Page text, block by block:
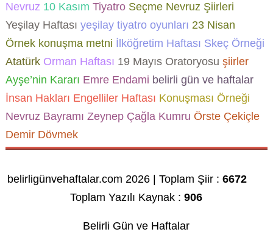
Nevruz 10 Kasım TiyatroSeçme Nevruz Şiirleri
Yeşilay Haftası yeşilay tiyatro oyunları 23 Nisan
Örnek konuşma metni İlköğretim Haftası Skeç Örneği
AtatürkOrman Haftası 19 Mayıs Oratoryosu şiirler
Ayşe’nin Kararı Emre Endami belirli gün ve haftalar
İnsan Hakları Engelliler Haftası Konuşması Örneği
Nevruz Bayramı Zeynep Çağla Kumru Örste Çekiçle
Demir Dövmek
belirligünvehaftalar.com 2026 | Toplam Şiir :6672
Toplam Yazılı Kaynak :906
Belirli Gün ve Haftalar